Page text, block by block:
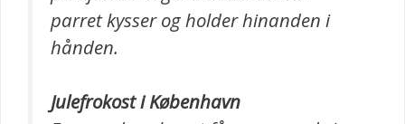
parret kysser og holder hinanden i
hånden.
Julefrokost i København